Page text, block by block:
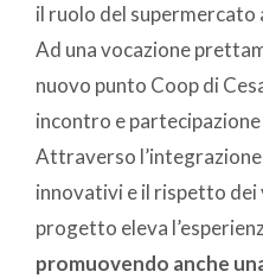
il ruolo del supermercato
Ad una vocazione
nuovo punto Coop di
incontro e
Attraverso
innovativi e il rispetto dei
progetto eleva
promuovendo anche